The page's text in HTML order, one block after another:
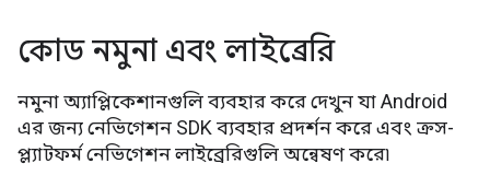
কোড নমুনা এবং লাইব্রেরি
নমুনা অ্যাপ্লিকেশানগুলি ব্যবহার করে দেখুন যা Android
এর জন্য নেভিগেশন SDK ব্যবহার প্রদর্শন করে এবং ক্রস-
প্ল্যাটফর্ম নেভিগেশন লাইব্রেরিগুলি অন্বেষণ করে৷